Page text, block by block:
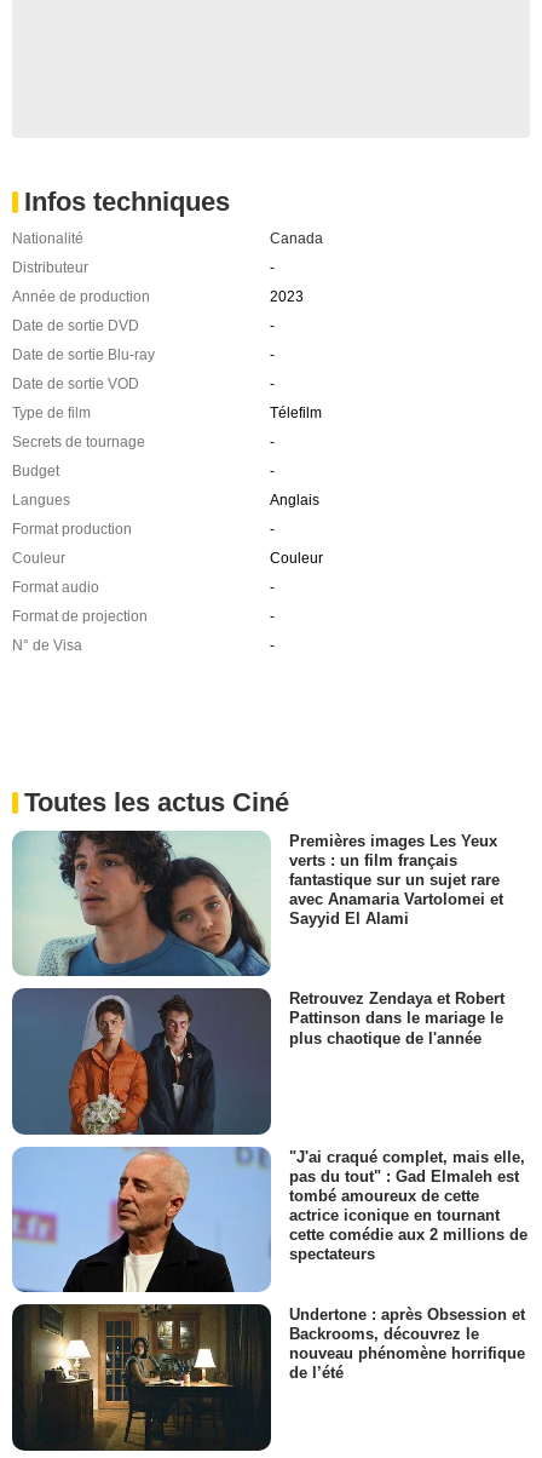
Infos techniques
Nationalité
Canada
Distributeur
-
Année de production
2023
Date de sortie DVD
-
Date de sortie Blu-ray
-
Date de sortie VOD
-
Type de film
Télefilm
Secrets de tournage
-
Budget
-
Langues
Anglais
Format production
-
Couleur
Couleur
Format audio
-
Format de projection
-
N° de Visa
-
Toutes les actus Ciné
Premières images Les Yeux
verts : un film français
fantastique sur un sujet rare
avec Anamaria Vartolomei et
Sayyid El Alami
Retrouvez Zendaya et Robert
Pattinson dans le mariage le
plus chaotique de l'année
"J'ai craqué complet, mais elle,
pas du tout" : Gad Elmaleh est
tombé amoureux de cette
actrice iconique en tournant
cette comédie aux 2 millions de
spectateurs
Undertone : après Obsession et
Backrooms, découvrez le
nouveau phénomène horrifique
de l’été